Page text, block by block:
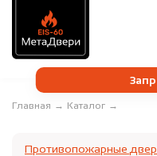
Главная → Каталог →
Противопожарные